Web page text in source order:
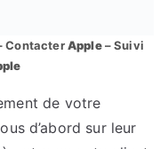
ContacterApple– Suivi
de votre
d’abord sur leur